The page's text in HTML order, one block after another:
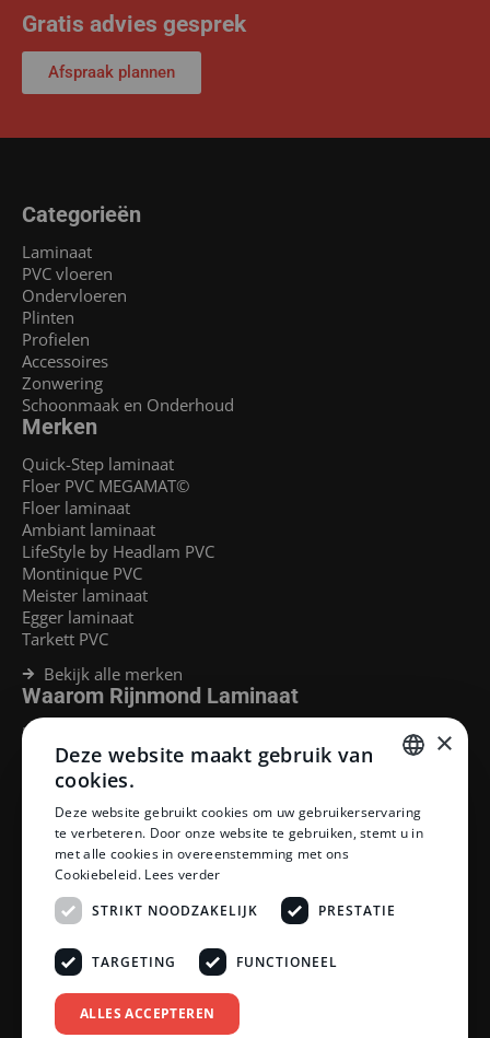
Gratis advies gesprek
Afspraak plannen
Categorieën
Laminaat
PVC vloeren
Ondervloeren
Plinten
Profielen
Accessoires
Zonwering
Schoonmaak en Onderhoud
Merken
Quick-Step laminaat
Floer PVC MEGAMAT©
Floer laminaat
Ambiant laminaat
LifeStyle by Headlam PVC
Montinique PVC
Meister laminaat
Egger laminaat
Tarkett PVC
Bekijk alle merken
Waarom Rijnmond Laminaat
Legservice
Laminaat Capelle aan den Ijssel
Laminaat voor vloerverwarming
Klantenservice
Betaalmethoden
Openingstijden showroom
Afhalen en bezorgen
Retourprocedure
Veelgestelde vragen
Legservice
Neem contact op
Reviewpolicy
Privacy policy
DUTCH
×
Deze website maakt gebruik van
cookies.
Deze website gebruikt cookies om uw gebruikerservaring
te verbeteren. Door onze website te gebruiken, stemt u in
met alle cookies in overeenstemming met ons
Cookiebeleid. Lees verder
STRIKT NOODZAKELIJK
PRESTATIE
TARGETING FUNCTIONEEL
ALLES ACCEPTEREN